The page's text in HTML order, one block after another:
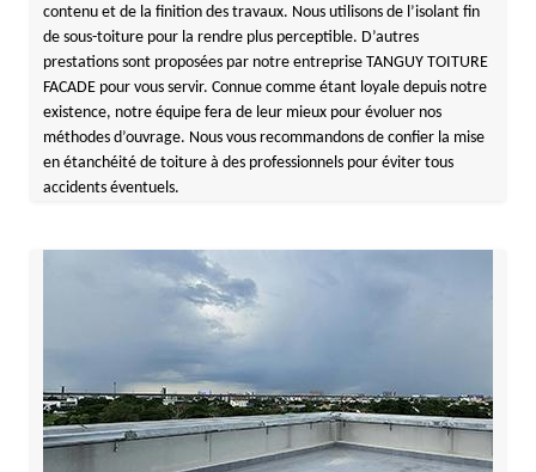
contenu et de la finition des travaux. Nous utilisons de l’isolant fin
de sous-toiture pour la rendre plus perceptible. D’autres
prestations sont proposées par notre entreprise TANGUY TOITURE
FACADE pour vous servir. Connue comme étant loyale depuis notre
existence, notre équipe fera de leur mieux pour évoluer nos
méthodes d’ouvrage. Nous vous recommandons de confier la mise
en étanchéité de toiture à des professionnels pour éviter tous
accidents éventuels.